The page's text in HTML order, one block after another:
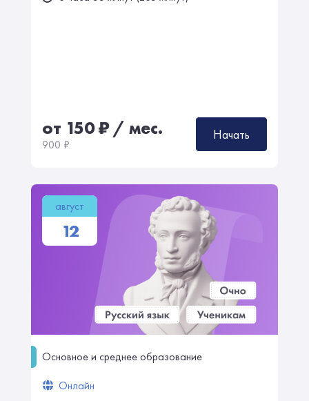
от 150₽/ мес.
900 ₽
Начать
август
12
Основное и среднее образование
Онлайн